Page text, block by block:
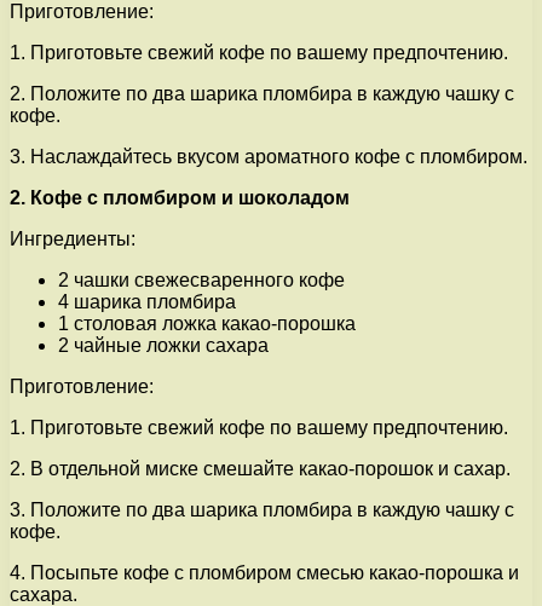
Приготовление:
1. Приготовьте свежий кофе по вашему предпочтению.
2. Положите по два шарика пломбира в каждую чашку с
кофе.
3. Наслаждайтесь вкусом ароматного кофе с пломбиром.
2. Кофе с пломбиром и шоколадом
Ингредиенты:
2 чашки свежесваренного кофе
4 шарика пломбира
1 столовая ложка какао-порошка
2 чайные ложки сахара
Приготовление:
1. Приготовьте свежий кофе по вашему предпочтению.
2. В отдельной миске смешайте какао-порошок и сахар.
3. Положите по два шарика пломбира в каждую чашку с
кофе.
4. Посыпьте кофе с пломбиром смесью какао-порошка и
сахара.